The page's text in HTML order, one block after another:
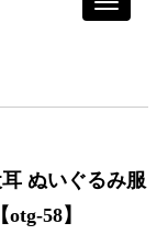
Toggle
ぬいぐるみ服
58】